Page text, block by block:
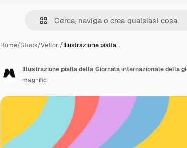
Home/Stock/Vettori/Illustrazione piatta…
Illustrazione piatta della Giornata internazionale della
magnific